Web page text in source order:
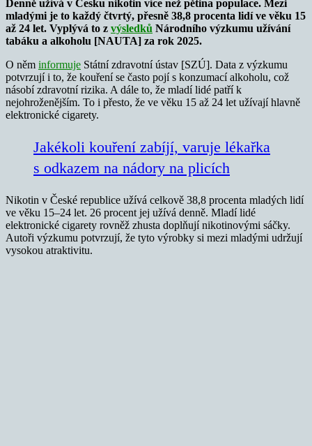
Denně užívá v Česku nikotin více než pětina populace. Mezi
mladými je to každý čtvrtý, přesně 38,8 procenta lidí ve věku 15
až 24 let. Vyplývá to z výsledků Národního výzkumu užívání
tabáku a alkoholu [NAUTA] za rok 2025.
O něm informuje Státní zdravotní ústav [SZÚ]. Data z výzkumu
potvrzují i to, že kouření se často pojí s konzumací alkoholu, což
násobí zdravotní rizika. A dále to, že mladí lidé patří k
nejohroženějším. To i přesto, že ve věku 15 až 24 let užívají hlavně
elektronické cigarety.
Jakékoli kouření zabíjí, varuje lékařka
s odkazem na nádory na plicích
Nikotin v České republice užívá celkově 38,8 procenta mladých lidí
ve věku 15–24 let. 26 procent jej užívá denně. Mladí lidé
elektronické cigarety rovněž zhusta doplňují nikotinovými sáčky.
Autoři výzkumu potvrzují, že tyto výrobky si mezi mladými udržují
vysokou atraktivitu.